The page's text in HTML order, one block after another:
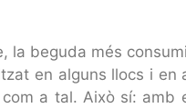
la beguda més
en alguns llocs i en
a tal. Això sí: